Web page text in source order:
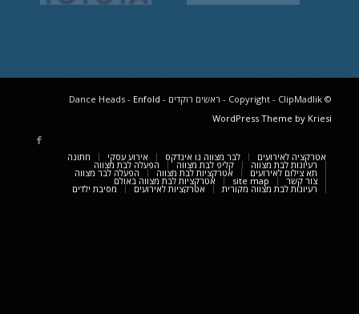
© Copyright - ClipMadlik - ראשים רוקדים - Dance Heads -
Enfold
WordPress Theme by Kriesi
אטרקציה לאירועים לבר מצווה נו אינדקס אירוע עסקי חתונה
רעיונות לבת מצווה קליפ לבת מצווה הפעלה לבת מצווה
תא צילום לאירועים אטרקציות לבת מצווה הפעלה לבר מצווה
צור קשר site map אטרקציות לבת מצווה באולם
רעיונות לבת מצווה מקורית אטרקציות לאירועים מסיבת ילדים